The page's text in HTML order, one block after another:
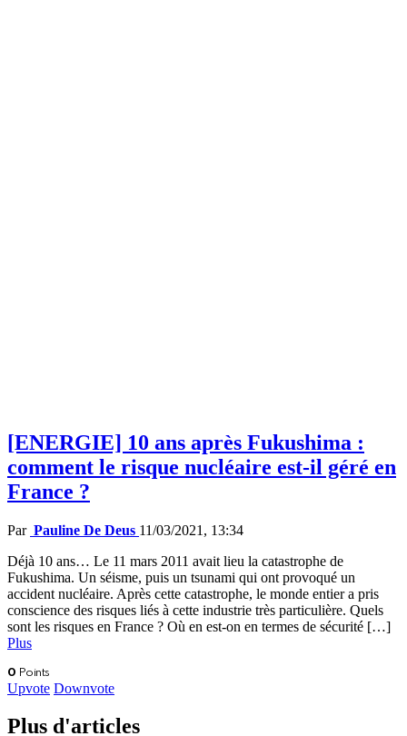
[ENERGIE] 10 ans après Fukushima :
comment le risque nucléaire est-il géré en
France ?
Par Pauline De Deus 11/03/2021, 13:34
Déjà 10 ans… Le 11 mars 2011 avait lieu la catastrophe de
Fukushima. Un séisme, puis un tsunami qui ont provoqué un
accident nucléaire. Après cette catastrophe, le monde entier a pris
conscience des risques liés à cette industrie très particulière. Quels
sont les risques en France ? Où en est-on en termes de sécurité […]
Plus
0 Points
Upvote Downvote
Plus d'articles